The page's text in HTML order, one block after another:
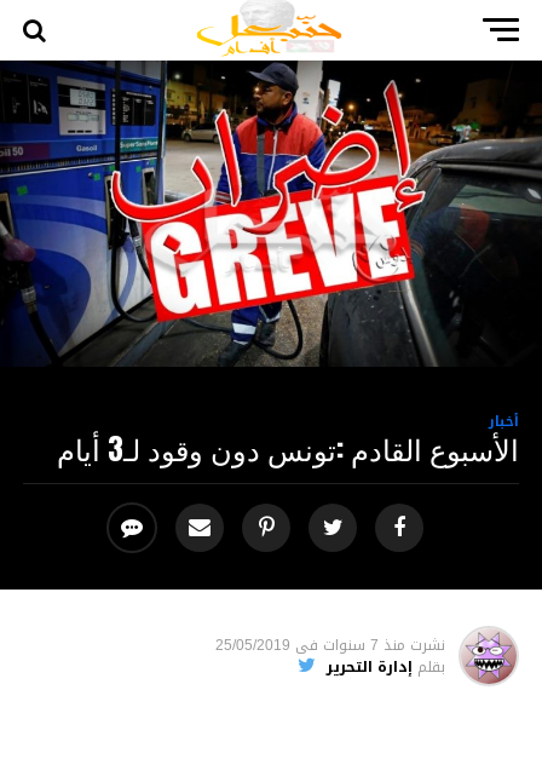
أخبار
الأسبوع القادم :تونس دون وقود لـ3 أيام
نشرت منذ 7 سنوات فى 25/05/2019
بقلم إدارة التحرير